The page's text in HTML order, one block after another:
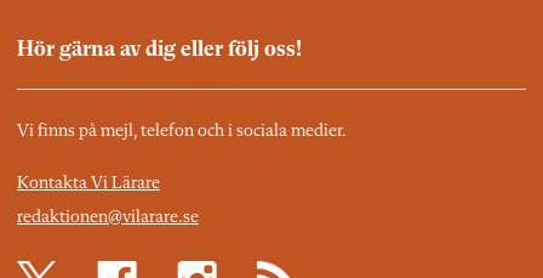
Hör gärna av dig eller följ oss!
Vi finns på mejl, telefon och i sociala medier.
Kontakta Vi Lärare
redaktionen@vilarare.se